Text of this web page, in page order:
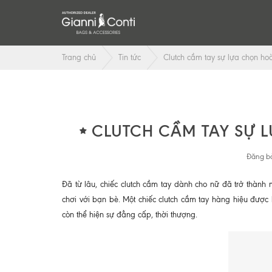
Trang chủ Tin tức Clutch cầm tay sự lựa chọn
CLUTCH CẦM TAY SỰ
Đăng
Đã từ lâu, chiếc clutch cầm tay dành cho nữ đã trở
chơi với bạn bè. Một chiếc clutch cầm tay hàng hiệu
còn thể hiện sự đẳng cấp, thời thượng.